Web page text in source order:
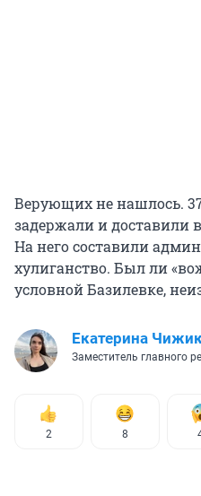
Верующих не нашлось.
задержали и доставили
На него составили
хулиганство. Был ли
условной Базилевке,
Екатерина
Заместитель главного
2 8